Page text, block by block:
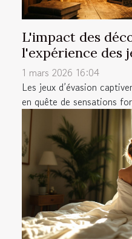
L'impact des
l'expérience des
1 mars 2026 16:04
Les jeux d’évasion
en quête de sensations